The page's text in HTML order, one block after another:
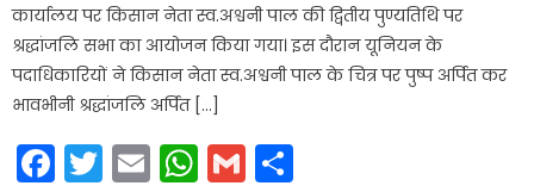
कार्यालय पर किसान नेता स्व.अश्वनी पाल की द्वितीय पुण्यतिथि पर
श्रद्धांजलि सभा का आयोजन किया गया। इस दौरान यूनियन के
पदाधिकारियों ने किसान नेता स्व.अश्वनी पाल के चित्र पर पुष्प अर्पित कर
भावभीनी श्रद्धांजलि अर्पित […]
Facebook
Twitter
EmailWhatsApp
Gmail